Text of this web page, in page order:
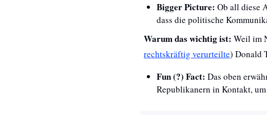
Bigger Picture: Ob all diese
dass die politische
Warum das wichtig ist: Weil im
rechtskräftig verurteilte) Donald
Fun (?) Fact: Das oben
Republikanern in Kontakt,